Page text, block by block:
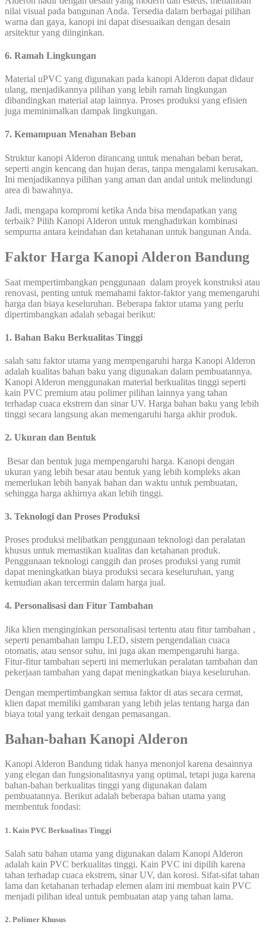
nilai visual pada bangunan Anda. Tersedia dalam berbagai pilihan
warna dan gaya, kanopi ini dapat disesuaikan dengan desain
arsitektur yang diinginkan.
6. Ramah Lingkungan
Material uPVC yang digunakan pada kanopi Alderon dapat didaur
ulang, menjadikannya pilihan yang lebih ramah lingkungan
dibandingkan material atap lainnya. Proses produksi yang efisien
juga meminimalkan dampak lingkungan.
7. Kemampuan Menahan Beban
Struktur kanopi Alderon dirancang untuk menahan beban berat,
seperti angin kencang dan hujan deras, tanpa mengalami kerusakan.
Ini menjadikannya pilihan yang aman dan andal untuk melindungi
area di bawahnya.
Jadi, mengapa kompromi ketika Anda bisa mendapatkan yang
terbaik? Pilih Kanopi Alderon untuk menghadirkan kombinasi
sempurna antara keindahan dan ketahanan untuk bangunan Anda.
Faktor Harga Kanopi Alderon Bandung
Saat mempertimbangkan penggunaan dalam proyek konstruksi atau
renovasi, penting untuk memahami faktor-faktor yang memengaruhi
harga dan biaya keseluruhan. Beberapa faktor utama yang perlu
dipertimbangkan adalah sebagai berikut:
1. Bahan Baku Berkualitas Tinggi
salah satu faktor utama yang mempengaruhi harga Kanopi Alderon
adalah kualitas bahan baku yang digunakan dalam pembuatannya.
Kanopi Alderon menggunakan material berkualitas tinggi seperti
kain PVC premium atau polimer pilihan lainnya yang tahan
terhadap cuaca ekstrem dan sinar UV. Harga bahan baku yang lebih
tinggi secara langsung akan memengaruhi harga akhir produk.
2. Ukuran dan Bentuk
Besar dan bentuk juga mempengaruhi harga. Kanopi dengan
ukuran yang lebih besar atau bentuk yang lebih kompleks akan
memerlukan lebih banyak bahan dan waktu untuk pembuatan,
sehingga harga akhirnya akan lebih tinggi.
3. Teknologi dan Proses Produksi
Proses produksi melibatkan penggunaan teknologi dan peralatan
khusus untuk memastikan kualitas dan ketahanan produk.
Penggunaan teknologi canggih dan proses produksi yang rumit
dapat meningkatkan biaya produksi secara keseluruhan, yang
kemudian akan tercermin dalam harga jual.
4. Personalisasi dan Fitur Tambahan
Jika klien menginginkan personalisasi tertentu atau fitur tambahan ,
seperti penambahan lampu LED, sistem pengendalian cuaca
otomatis, atau sensor suhu, ini juga akan mempengaruhi harga.
Fitur-fitur tambahan seperti ini memerlukan peralatan tambahan dan
pekerjaan tambahan yang dapat meningkatkan biaya keseluruhan.
Dengan mempertimbangkan semua faktor di atas secara cermat,
klien dapat memiliki gambaran yang lebih jelas tentang harga dan
biaya total yang terkait dengan pemasangan.
Bahan-bahan Kanopi Alderon
Kanopi Alderon Bandung tidak hanya menonjol karena desainnya
yang elegan dan fungsionalitasnya yang optimal, tetapi juga karena
bahan-bahan berkualitas tinggi yang digunakan dalam
pembuatannya. Berikut adalah beberapa bahan utama yang
membentuk fondasi:
1. Kain PVC Berkualitas Tinggi
Salah satu bahan utama yang digunakan dalam Kanopi Alderon
adalah kain PVC berkualitas tinggi. Kain PVC ini dipilih karena
tahan terhadap cuaca ekstrem, sinar UV, dan korosi. Sifat-sifat tahan
lama dan ketahanan terhadap elemen alam ini membuat kain PVC
menjadi pilihan ideal untuk pembuatan atap yang tahan lama.
2. Polimer Khusus